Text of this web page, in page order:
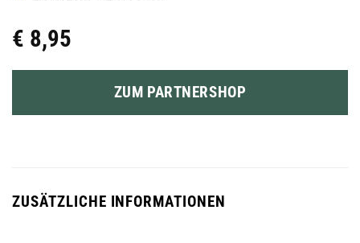
€ 8,95
ZUM PARTNERSHOP
ZUSÄTZLICHE INFORMATIONEN